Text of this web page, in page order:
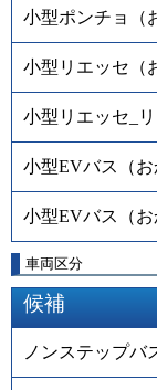
小型ポンチョ（
小型リエッセ（
小型リエッセ_
小型EVバス（お
小型EVバス（お
車両区分
候補
ノンステップバ